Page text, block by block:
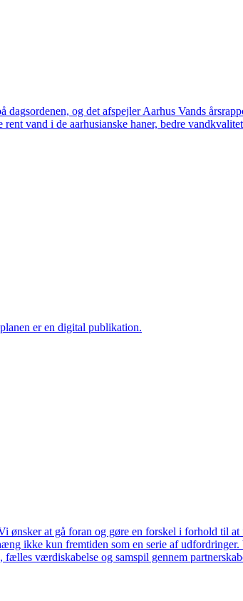
og det afspejler Aarhus Vands
vand i de aarhusianske haner, bedre
er en digital publikation.
ønsker at gå foran og gøre en forskel i forhold til
ikke kun fremtiden som en serie af
værdiskabelse og samspil gennem